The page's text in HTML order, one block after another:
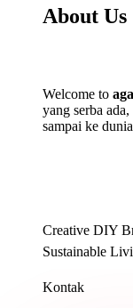
About Us
Welcome to
yang serba
sampai ke
Creative DIY
Sustainable
Kontak